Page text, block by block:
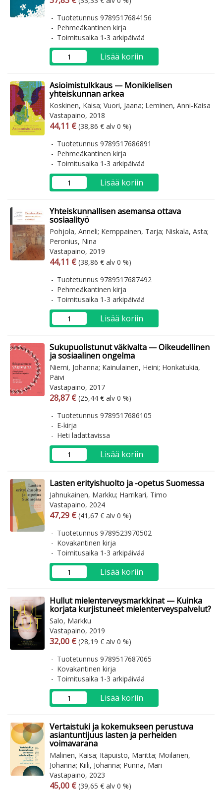
Tuotetunnus 9789517684156
Pehmeäkantinen kirja
Toimitusaika 1-3 arkipäivää
Lisää koriin
Asioimistulkkaus — Monikielisen
yhteiskunnan arkea
Koskinen, Kaisa; Vuori, Jaana; Leminen, Anni-Kaisa
Vastapaino, 2018
Arvonlisäverollinen hinta
44,11 € Arvonlisäveroton hinta
(38,86 € alv 0 %)
Tuotetunnus 9789517686891
Pehmeäkantinen kirja
Toimitusaika 1-3 arkipäivää
Lisää koriin
Yhteiskunnallisen asemansa ottava
sosiaalityö
Pohjola, Anneli; Kemppainen, Tarja; Niskala, Asta;
Peronius, Nina
Vastapaino, 2019
Arvonlisäverollinen hinta
44,11 € Arvonlisäveroton hinta
(38,86 € alv 0 %)
Tuotetunnus 9789517687492
Pehmeäkantinen kirja
Toimitusaika 1-3 arkipäivää
Lisää koriin
Sukupuolistunut väkivalta — Oikeudellinen
ja sosiaalinen ongelma
Niemi, Johanna; Kainulainen, Heini; Honkatukia,
Päivi
Vastapaino, 2017
Arvonlisäverollinen hinta
28,87 € Arvonlisäveroton hinta
(25,44 € alv 0 %)
Tuotetunnus 9789517686105
E-kirja
Heti ladattavissa
Lisää koriin
Lasten erityishuolto ja -opetus Suomessa
Jahnukainen, Markku; Harrikari, Timo
Vastapaino, 2024
Arvonlisäverollinen hinta
47,29 € Arvonlisäveroton hinta
(41,67 € alv 0 %)
Tuotetunnus 9789523970502
Kovakantinen kirja
Toimitusaika 1-3 arkipäivää
Lisää koriin
Hullut mielenterveysmarkkinat — Kuinka
korjata kurjistuneet mielenterveyspalvelut?
Salo, Markku
Vastapaino, 2019
Arvonlisäverollinen hinta
32,00 € Arvonlisäveroton hinta
(28,19 € alv 0 %)
Tuotetunnus 9789517687065
Kovakantinen kirja
Toimitusaika 1-3 arkipäivää
Lisää koriin
Vertaistuki ja kokemukseen perustuva
asiantuntijuus lasten ja perheiden
voimavarana
Malinen, Kaisa; Itäpuisto, Maritta; Moilanen,
Johanna; Kiili, Johanna; Punna, Mari
Vastapaino, 2023
Arvonlisäverollinen hinta
45,00 € Arvonlisäveroton hinta
(39,65 € alv 0 %)